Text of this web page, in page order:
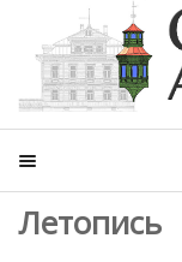
Летопись